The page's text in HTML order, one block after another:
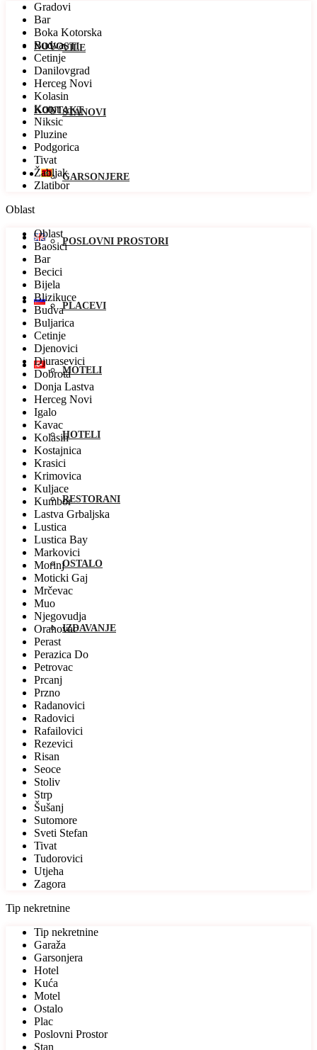
VILE
STANOVI
GARSONJERE
POSLOVNI PROSTORI
PLACEVI
MOTELI
HOTELI
RESTORANI
OSTALO
IZDAVANJE
NOVOSTI
KONTAKT
Gradovi
Bar
Boka Kotorska
Budva
Cetinje
Danilovgrad
Herceg Novi
Kolasin
Kotor
Niksic
Pluzine
Podgorica
Tivat
Žabljak
Zlatibor
Oblast
Oblast
Baosici
Bar
Becici
Bijela
Blizikuce
Budva
Buljarica
Cetinje
Djenovici
Djurasevici
Dobrota
Donja Lastva
Herceg Novi
Igalo
Kavac
Kolasin
Kostajnica
Krasici
Krimovica
Kuljace
Kumbor
Lastva Grbaljska
Lustica
Lustica Bay
Markovici
Morinj
Moticki Gaj
Mrčevac
Muo
Njegovudja
Orahovac
Perast
Perazica Do
Petrovac
Prcanj
Przno
Radanovici
Radovici
Rafailovici
Rezevici
Risan
Seoce
Stoliv
Strp
Šušanj
Sutomore
Sveti Stefan
Tivat
Tudorovici
Utjeha
Zagora
Tip nekretnine
Tip nekretnine
Garaža
Garsonjera
Hotel
Kuća
Motel
Ostalo
Plac
Poslovni Prostor
Stan